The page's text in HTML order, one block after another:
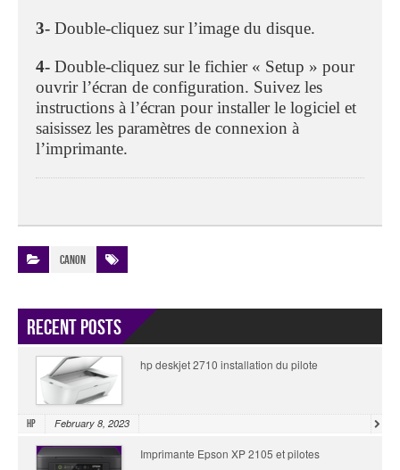
3- Double-cliquez sur l’image du disque.
4- Double-cliquez sur le fichier « Setup » pour
ouvrir l’écran de configuration. Suivez les
instructions à l’écran pour installer le logiciel et
saisissez les paramètres de connexion à
l’imprimante.
Canon
Recent Posts
hp deskjet 2710 installation du pilote
HP February 8, 2023
Imprimante Epson XP 2105 et pilotes